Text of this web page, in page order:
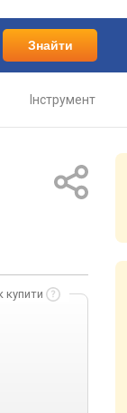
Знайти
Інструмент
купити